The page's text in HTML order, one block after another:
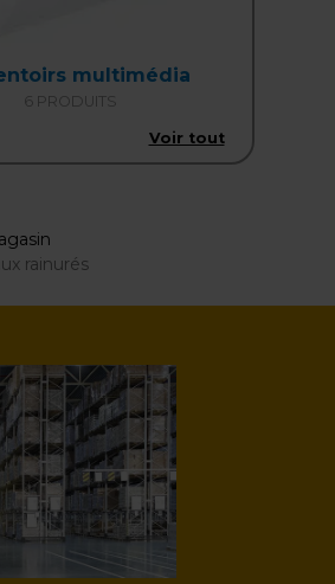
multimédia
6 PRODUITS
Voir tout
rainurés